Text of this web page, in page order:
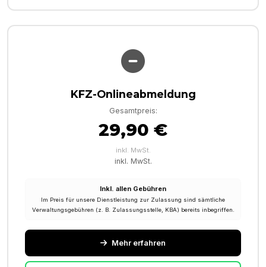
KFZ-Onlineabmeldung
Gesamtpreis:
29,90 €
inkl. MwSt.
inkl. MwSt.
Inkl. allen Gebühren
Im Preis für unsere Dienstleistung zur Zulassung sind sämtliche
Verwaltungsgebühren (z. B. Zulassungsstelle, KBA) bereits inbegriffen.
Mehr erfahren